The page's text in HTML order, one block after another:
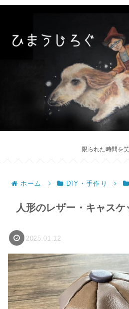
限られた時間を
ホーム DIY・手作り
人形のレザー・キャスケ
2025.01.12